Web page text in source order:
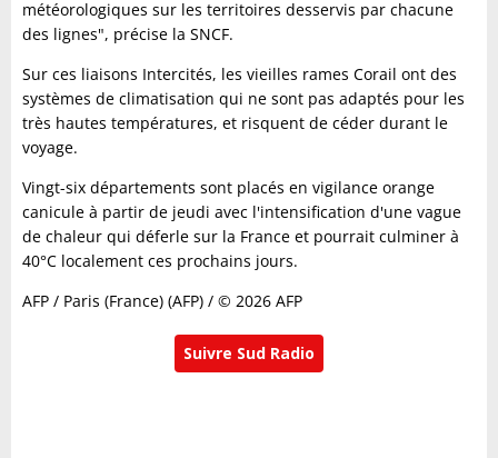
météorologiques sur les territoires desservis par chacune
des lignes", précise la SNCF.
Sur ces liaisons Intercités, les vieilles rames Corail ont des
systèmes de climatisation qui ne sont pas adaptés pour les
très hautes températures, et risquent de céder durant le
voyage.
Vingt-six départements sont placés en vigilance orange
canicule à partir de jeudi avec l'intensification d'une vague
de chaleur qui déferle sur la France et pourrait culminer à
40°C localement ces prochains jours.
AFP / Paris (France) (AFP) / © 2026 AFP
Suivre Sud Radio